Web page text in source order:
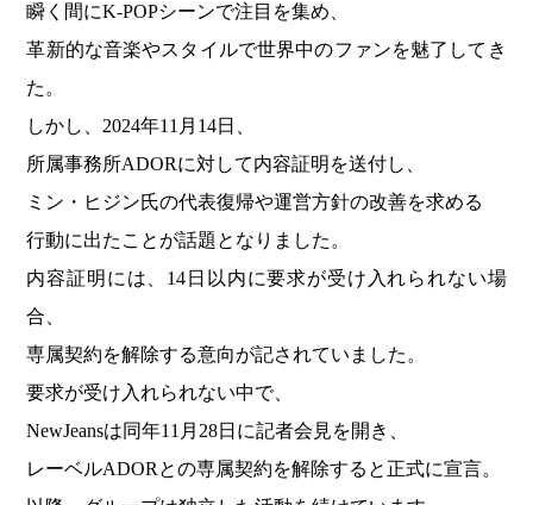
瞬く間にK-POPシーンで注目を集め、
革新的な音楽やスタイルで世界中のファンを魅了してき
た。
しかし、2024年11月14日、
所属事務所ADORに対して内容証明を送付し、
ミン・ヒジン氏の代表復帰や運営方針の改善を求める
行動に出たことが話題となりました。
内容証明には、14日以内に要求が受け入れられない場
合、
専属契約を解除する意向が記されていました。
要求が受け入れられない中で、
NewJeansは同年11月28日に記者会見を開き、
レーベルADORとの専属契約を解除すると正式に宣言。